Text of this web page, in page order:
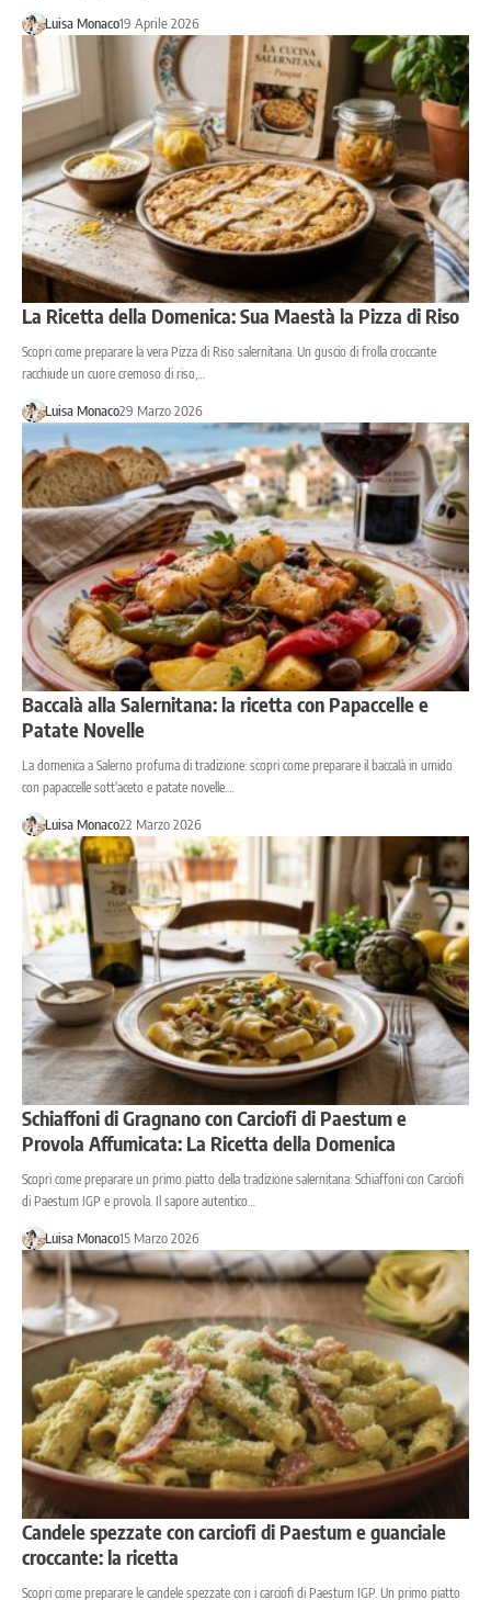
Luisa Monaco19 Aprile 2026
La Ricetta della Domenica: Sua Maestà la Pizza di Riso
Scopri come preparare la vera Pizza di Riso salernitana. Un guscio di frolla croccante
racchiude un cuore cremoso di riso,…
Luisa Monaco29 Marzo 2026
Baccalà alla Salernitana: la ricetta con Papaccelle e
Patate Novelle
La domenica a Salerno profuma di tradizione: scopri come preparare il baccalà in umido
con papaccelle sott'aceto e patate novelle.…
Luisa Monaco22 Marzo 2026
Schiaffoni di Gragnano con Carciofi di Paestum e
Provola Affumicata: La Ricetta della Domenica
Scopri come preparare un primo piatto della tradizione salernitana: Schiaffoni con Carciofi
di Paestum IGP e provola. Il sapore autentico…
Luisa Monaco15 Marzo 2026
Candele spezzate con carciofi di Paestum e guanciale
croccante: la ricetta
Scopri come preparare le candele spezzate con i carciofi di Paestum IGP. Un primo piatto